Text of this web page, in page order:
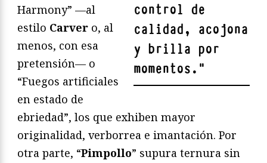
control de
calidad, acojona
y brilla por
momentos. "
Harmony” —al
estilo Carver o, al
menos, con esa
pretensión— o
“Fuegos artificiales
en estado de
ebriedad”, los que exhiben mayor
originalidad, verborrea e imantación. Por
otra parte, “Pimpollo” supura ternura sin